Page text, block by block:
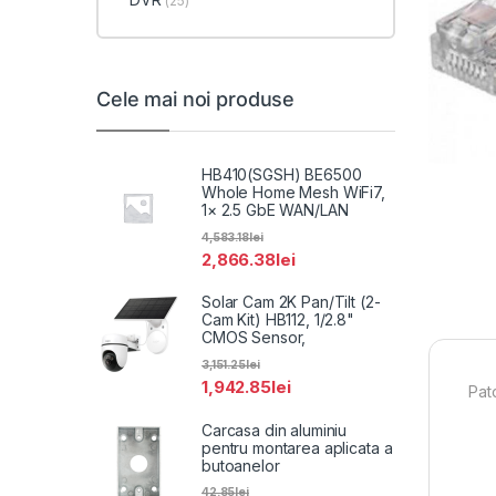
Cele mai noi produse
HB410(SGSH) BE6500
Whole Home Mesh WiFi7,
1× 2.5 GbE WAN/LAN
2,866.38lei
4,583.18lei
Solar Cam 2K Pan/Tilt (2-
Cam Kit) HB112, 1/2.8"
CMOS Sensor,
1,942.85lei
3,151.25lei
Carcasa din aluminiu
pentru montarea aplicata a
butoanelor
42.85lei